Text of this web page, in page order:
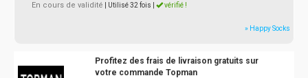
En cours de validité | Utilisé 32 fois vérifié !
» Happy Socks
Profitez des frais de livraison gratuits sur
votre commande Topman